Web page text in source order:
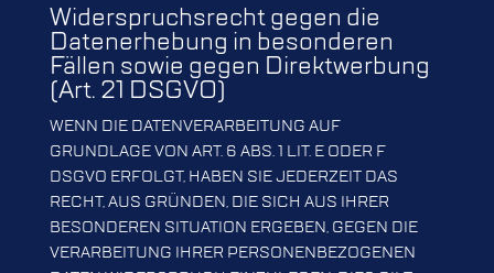
Widerspruchsrecht gegen die
Datenerhebung in besonderen
Fällen sowie gegen Direktwerbung
(Art. 21 DSGVO)
WENN DIE DATENVERARBEITUNG AUF
GRUNDLAGE VON ART. 6 ABS. 1 LIT. E ODER F
DSGVO ERFOLGT, HABEN SIE JEDERZEIT DAS
RECHT, AUS GRÜNDEN, DIE SICH AUS IHRER
BESONDEREN SITUATION ERGEBEN, GEGEN DIE
VERARBEITUNG IHRER PERSONENBEZOGENEN